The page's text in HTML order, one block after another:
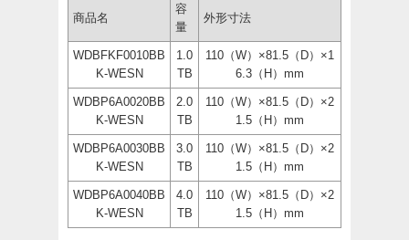
商品名
容
量
外形寸法
WDBFKF0010BB
K-WESN
1.0
TB
110（W）×81.5（D）×1
6.3（H）mm
WDBP6A0020BB
K-WESN
2.0
TB
110（W）×81.5（D）×2
1.5（H）mm
WDBP6A0030BB
K-WESN
3.0
TB
110（W）×81.5（D）×2
1.5（H）mm
WDBP6A0040BB
K-WESN
4.0
TB
110（W）×81.5（D）×2
1.5（H）mm